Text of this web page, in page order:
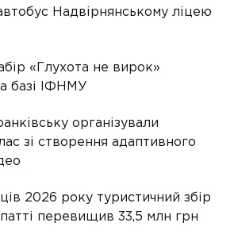
Надвірнянському ліцею
«Глухота не вирок»
базі ІФНМУ
організували
зі створення адаптивного
2026 року туристичний збір
перевищив 33,5 млн грн